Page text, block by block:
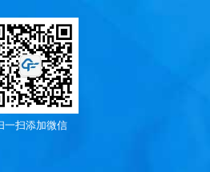
一扫添加微信